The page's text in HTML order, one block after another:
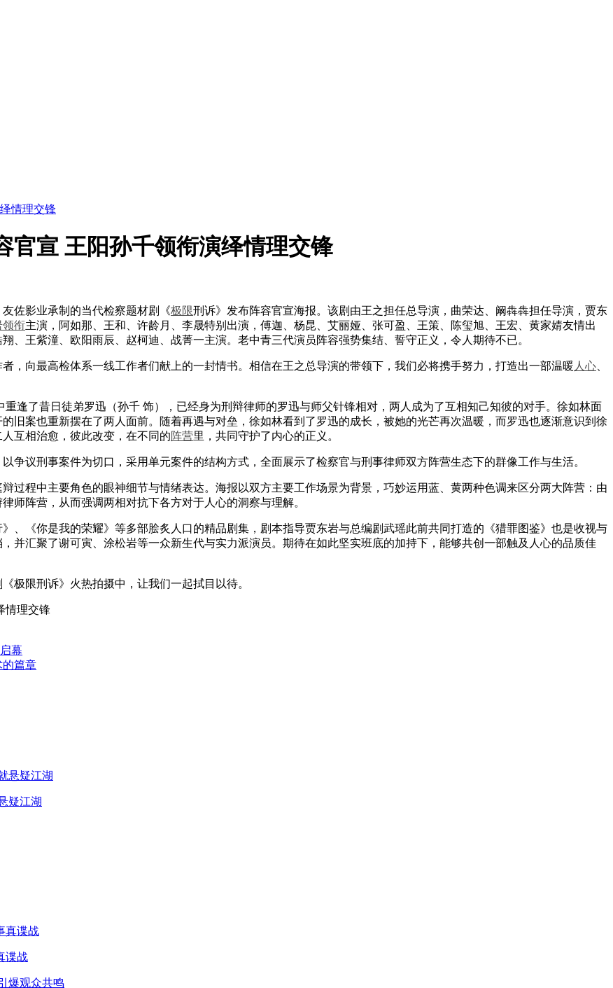
情理交锋
官宣 王阳孙千领衔演绎情理交锋
佐影业承制的当代检察题材剧《极限刑诉》发布阵容官宣海报。该剧由王之担任总导演，曲荣达、阚犇犇担任导演，贾东
领衔主演，阿如那、王和、许龄月、李晟特别出演，傅迦、杨昆、艾丽娅、张可盈、王策、陈玺旭、王宏、黄家婧友情出
、王紫潼、欧阳雨辰、赵柯迪、战菁一主演。老中青三代演员阵容强势集结、誓守正义，令人期待不已。
向最高检体系一线工作者们献上的一封情书。相信在王之总导演的带领下，我们必将携手努力，打造出一部温暖 人心
了昔日徒弟罗迅（孙千 饰），已经身为刑辩律师的罗迅与师父针锋相对，两人成为了互相知己知彼的对手。徐如林面
旧案也重新摆在了两人面前。随着再遇与对垒，徐如林看到了罗迅的成长，被她的光芒再次温暖，而罗迅也逐渐意识到徐
互相治愈，彼此改变，在不同的阵营里，共同守护了内心的正义。
议刑事案件为切口，采用单元案件的结构方式，全面展示了检察官与刑事律师双方阵营生态下的群像工作与生活。
程中主要角色的眼神细节与情绪表达。海报以双方主要工作场景为背景，巧妙运用蓝、黄两种色调来区分两大阵营：由
师阵营，从而强调两相对抗下各方对于人心的洞察与理解。
《你是我的荣耀》等多部脍炙人口的精品剧集，剧本指导贾东岩与总编剧武瑶此前共同打造的《猎罪图鉴》也是收视与
并汇聚了谢可寅、涂松岩等一众新生代与实力派演员。期待在如此坚实班底的加持下，能够共创一部触及人心的品质佳
限刑诉》火热拍摄中，让我们一起拭目以待。
情理交锋
幕
的篇章
疑江湖
谍战